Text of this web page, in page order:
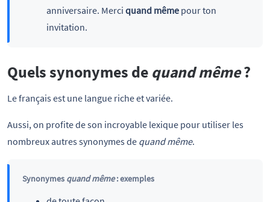
anniversaire. Merci quand mêmepour ton
invitation.
Quels synonymes de quand même?
Le français est une langue riche et variée.
Aussi, on profite de son incroyable lexique pour utiliser les
nombreux autres synonymes de quand même.
Synonymes quand même: exemples